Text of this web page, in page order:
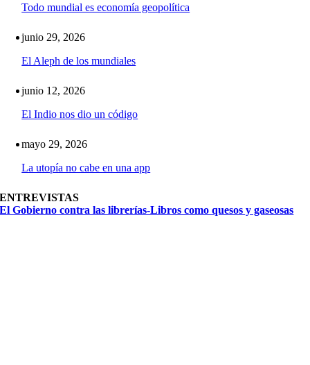
Todo mundial es economía geopolítica
junio 29, 2026
El Aleph de los mundiales
junio 12, 2026
El Indio nos dio un código
mayo 29, 2026
La utopía no cabe en una app
ENTREVISTAS
El Gobierno contra las librerías-Libros como quesos y gaseosas